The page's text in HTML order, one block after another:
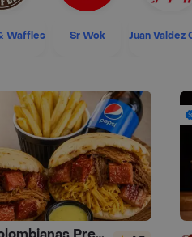
Waffles Sr Wok Juan Valdez